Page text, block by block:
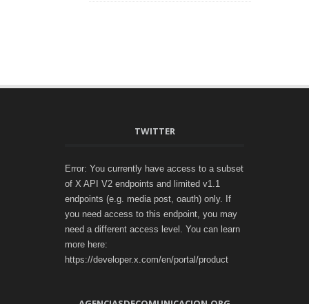
TWITTER
Error: You currently have access to a subset
of X API V2 endpoints and limited v1.1
endpoints (e.g. media post, oauth) only. If
you need access to this endpoint, you may
need a different access level. You can learn
more here:
https://developer.x.com/en/portal/product